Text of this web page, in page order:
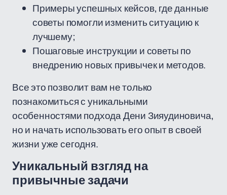
Примеры успешных кейсов, где данные
советы помогли изменить ситуацию к
лучшему;
Пошаговые инструкции и советы по
внедрению новых привычек и методов.
Все это позволит вам не только
познакомиться с уникальными
особенностями подхода Дени Зияудиновича,
но и начать использовать его опыт в своей
жизни уже сегодня.
Уникальный взгляд на
привычные задачи